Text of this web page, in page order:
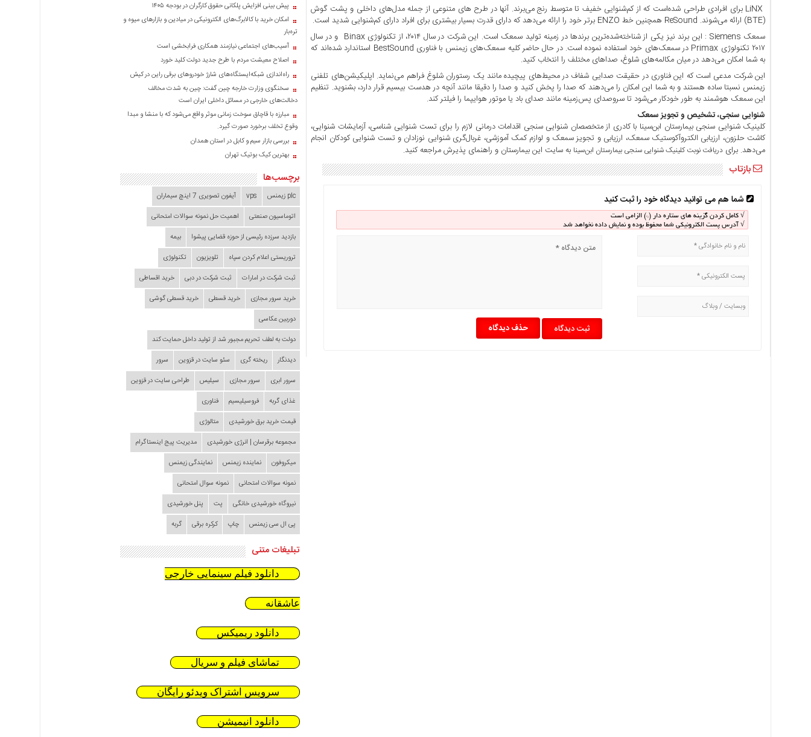
LiNX برای افرادی طراحی شده‌است که از کم‌شنوایی خفیف تا متوسط رنج می‌برند. آنها در طرح های متنوعی از جمله مدل‌های داخلی و پشت گوش
(BTE) ارائه می‌شوند. ReSound همچنین خط ENZO برتر خود را ارائه می‌دهد که دارای قدرت بسیار بیشتری برای افراد دارای کم‌شنوایی شدید است.
سمعک Siemens : این برند نیز یکی از شناخته‌شده‌ترین برندها در زمینه تولید سمعک است. این شرکت در سال ۲۰۱۴، از تکنولوژی Binax و در سال
۲۰۱۷ تکنولوژی Primax در سمعک‌های خود استفاده نموده است. در حال حاضر کلیه سمعک‌های زیمنس با فناوری BestSound استاندارد شده‌اند که
به شما امکان می‌دهد در میان مکالمه‌های شلوغ، صداهای مختلف را انتخاب کنید.
این شرکت مدعی است که این فناوری در حقیقت صدایی شفاف در محیط‌های پیچیده مانند یک رستوران شلوغ فراهم می‌نماید. اپلیکیشن‌های تلفنی
زیمنس نسبتا ساده هستند و به شما این امکان را می‌دهند که صدا را پخش کنید و صدا را دقیقا مانند آنچه در هدست بیسیم قرار دارد، بشنوید. تنظیم
این سمعک هوشمند به طور خودکار می‌شود تا سروصدای پس‌زمینه مانند صدای باد یا موتور هوایپما را فیلتر کند.
شنوایی سنجی، تشخیص و تجویز سمعک
کلینیک شنوایی سنجی بیمارستان ابن‌سینا با کادری از متخصصان شنوایی سنجی اقدامات درمانی لازم را برای تست شنوایی شناسی، آزمایشات شنوایی،
کاشت حلزون، ارزیابی الکتروآکوستیک سمعک، ارزیابی و تجویز سمعک و لوازم کمک آموزشی، غربال‌گری شنوایی نوزادان و تست شنوایی کودکان انجام
می‌دهد. برای دریافت نوبت کلینیک شنوایی سنجی بیمارستان ابن‌سینا به سایت این بیمارستان و راهنمای پذیرش مراجعه کنید.
بازتاب
شما هم می توانید دیدگاه خود را ثبت کنید
√ کامل کردن گزینه های ستاره دار (*) الزامی است
√ آدرس پست الکترونیکی شما محفوظ بوده و نمایش داده نخواهد شد
حذف دیدگاه
پیش بینی افزایش پلکانی حقوق کارگران در بودجه ۱۴۰۵
امکان خرید با کالابرگ‌های الکترونیکی در میادین و بازارهای میوه و
تره‌بار
آسیب‌های اجتماعی نیازمند همکاری فرابخشی است
اصلاح معیشت مردم با طرح جدید دولت کلید خورد
راه‌اندازی شبکه‌ایستگاه‌های شارژ خودروهای برقی راین در کیش
سخنگوی وزارت خارجه چین گفت: چین به شدت مخالف
دخالت‌های خارجی در مسائل داخلی ایران است
مبارزه با قاچاق سوخت زمانی موثر واقع می‌شود که با منشا و مبدا
وقوع تخلف برخورد صورت گیرد.
بررسی بازار سیم و کابل در استان همدان
بهترین کیک بوتیک تهران
برچسب‌ها
plc زیمنس vps
آیفون تصویری 7 اینچ سیماران
اتوماسیون صنعتی
اهمیت حل نمونه سوالات امتحانی
بازدید سرزده‌ رئیسی از حوزه قضایی ‌پیشوا
بیمه
تروریستی اعلام کردن سپاه
تلویزیون
تکنولوژی
ثبت شرکت در امارات
ثبت شرکت در دبی
خرید اقساطی
خرید سرور مجازی
خرید قسطی
خرید قسطی گوشی
دوربین عکاسی
دولت به لطف تحریم مجبور شد از تولید داخل حمایت کند
دیدنگار
ریخته گری سئو سایت در قزوین
سرور
سرور ابری
سرور مجازی سیلیس
طراحی سایت در قزوین
غذای گربه
فروسیلیسیم
فناوری
قیمت خرید برق خورشیدی
متالوژی
مجموعه برقرسان | انرژی خورشیدی
مدیریت پیج اینستاگرام
میکروفون
نماینده زیمنس
نمایندگی زیمنس
نمونه سوالات امتحانی
نمونه سوال امتحانی
نیروگاه خورشیدی خانگی
پت
پنل خورشیدی
پی ال سی زیمنس
چاپ کرکره برقی گربه
تبلیغات متنی
دانلود فیلم سینمایی خارجی
عاشقانه
دانلود ریمیکس
تماشای فیلم و سریال
سرویس اشتراک ویدئو رایگان
دانلود انیمیشن